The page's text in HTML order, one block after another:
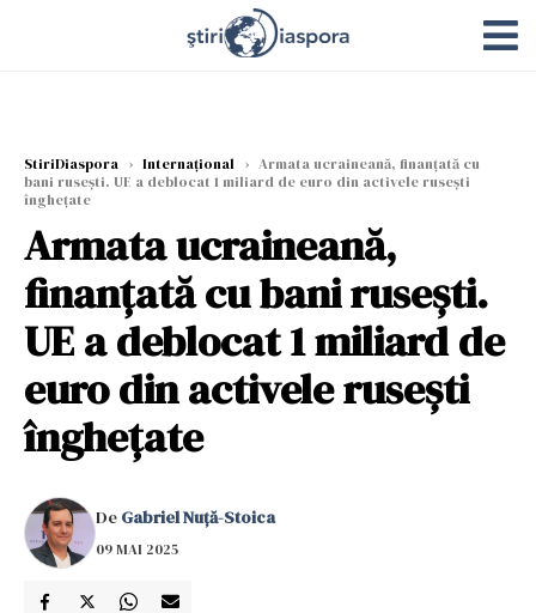
StiriDiaspora › Internațional › Armata ucraineană, finanțată cu
bani rusești. UE a deblocat 1 miliard de euro din activele ruseşti
îngheţate
Armata ucraineană,
finanțată cu bani rusești.
UE a deblocat 1 miliard de
euro din activele ruseşti
îngheţate
De Gabriel Nuță-Stoica
09 MAI 2025